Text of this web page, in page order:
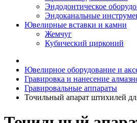
Эндодонтическое
Эндоканальные
Ювелирные вставки и камни
Жемчуг
Кубический цирконий
Ювелирное оборудование и
Гравировка и нанесение
Гравировальные аппараты
Точильный апарат штихилей